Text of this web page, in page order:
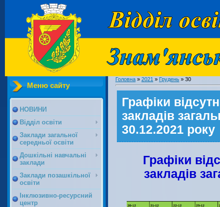
Меню сайту
НОВИНИ
Відділ освіти
Заклади загальної
середньої освіти
Дошкільні навчальні
заклади
Заклади позашкільної
освіти
Інклюзивно-ресурсний
центр
Головна » 2021 » Грудень » 30
Графіки
закладів
30.12.2021 року
Графіки
закладів